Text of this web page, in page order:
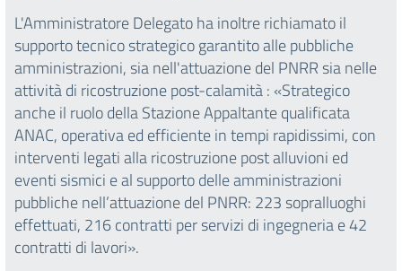
L'Amministratore Delegato ha inoltre richiamato il
supporto tecnico strategico garantito alle pubbliche
amministrazioni, sia nell'attuazione del PNRR sia nelle
attività di ricostruzione post-calamità : «Strategico
anche il ruolo della Stazione Appaltante qualificata
ANAC, operativa ed efficiente in tempi rapidissimi, con
interventi legati alla ricostruzione post alluvioni ed
eventi sismici e al supporto delle amministrazioni
pubbliche nell’attuazione del PNRR: 223 sopralluoghi
effettuati, 216 contratti per servizi di ingegneria e 42
contratti di lavori».